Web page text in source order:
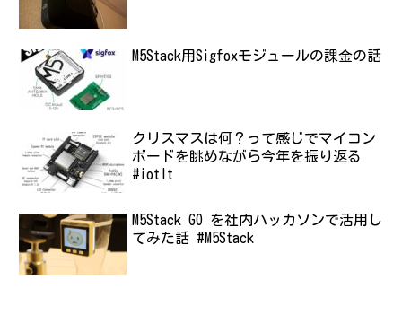
M5Stack用Sigfoxモジュールの課金の話
クリスマスは何？って感じでマイコン
ボードを眺めながら今年を振り返る
#iotlt
M5Stack GO を社内ハッカソンで活用し
てみた話 #M5Stack